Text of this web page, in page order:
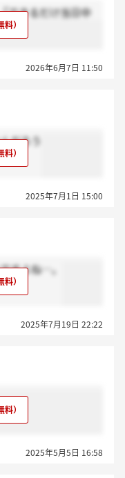
できるだけ当日中
2026年6月7日 11:50
だろう
2025年7月1日 15:00
すよね…。
2025年7月19日 22:22
2025年5月5日 16:58